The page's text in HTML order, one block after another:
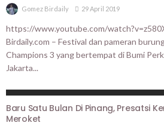
Gomez Birdaily 29 April 2019
https://www.youtube.com/
Birdaily.com – Festival dan pameran
Champions 3 yang bertempat di Bumi
Jakarta...
Baru Satu Bulan Di Pinang, Presatsi
Meroket